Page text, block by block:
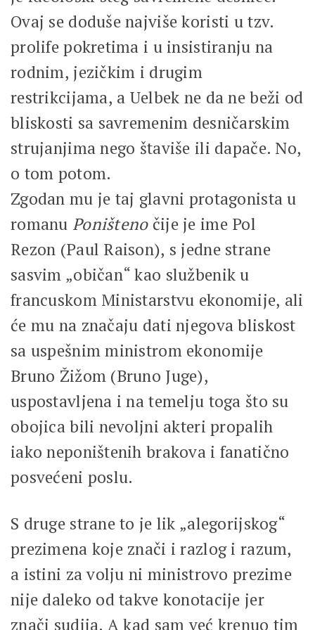
Ovaj se doduše najviše koristi u tzv.
prolife pokretima i u insistiranju na
rodnim, jezičkim i drugim
restrikcijama, a Uelbek ne da ne beži od
bliskosti sa savremenim desničarskim
strujanjima nego štaviše ili dapače. No,
o tom potom.
Zgodan mu je taj glavni protagonista u
romanu Poništeno čije je ime Pol
Rezon (Paul Raison), s jedne strane
sasvim „običan“ kao službenik u
francuskom Ministarstvu ekonomije, ali
će mu na značaju dati njegova bliskost
sa uspešnim ministrom ekonomije
Bruno Žižom (Bruno Juge),
uspostavljena i na temelju toga što su
obojica bili nevoljni akteri propalih
iako neponištenih brakova i fanatično
posvećeni poslu.
S druge strane to je lik „alegorijskog“
prezimena koje znači i razlog i razum,
a istini za volju ni ministrovo prezime
nije daleko od takve konotacije jer
znači sudija. A kad sam već krenuo tim